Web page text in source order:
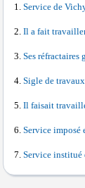
Service de
Il a fait
Ses réfractaires
Sigle de
Il faisait
Service imposé
Service institué